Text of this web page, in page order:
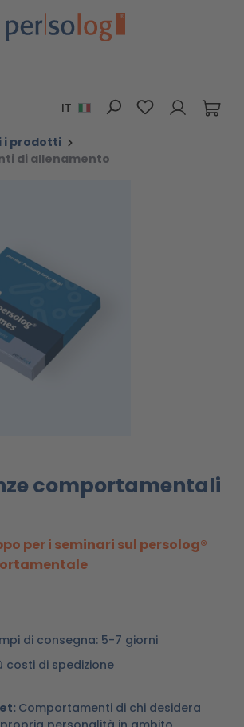
IT Hai 0 articoli
i prodotti
di allenamento
comportamentali
per i seminari sul persolog®
di consegna: 5-7 giorni
costi di spedizione
Comportamenti di chi desidera